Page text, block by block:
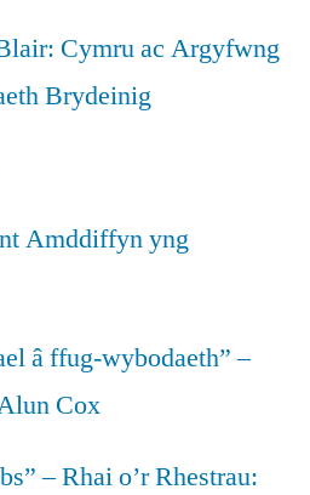
Cymru ac Argyfwng
Brydeinig
Amddiffyn yng
â ffug-wybodaeth” –
Cox
– Rhai o’r Rhestrau: